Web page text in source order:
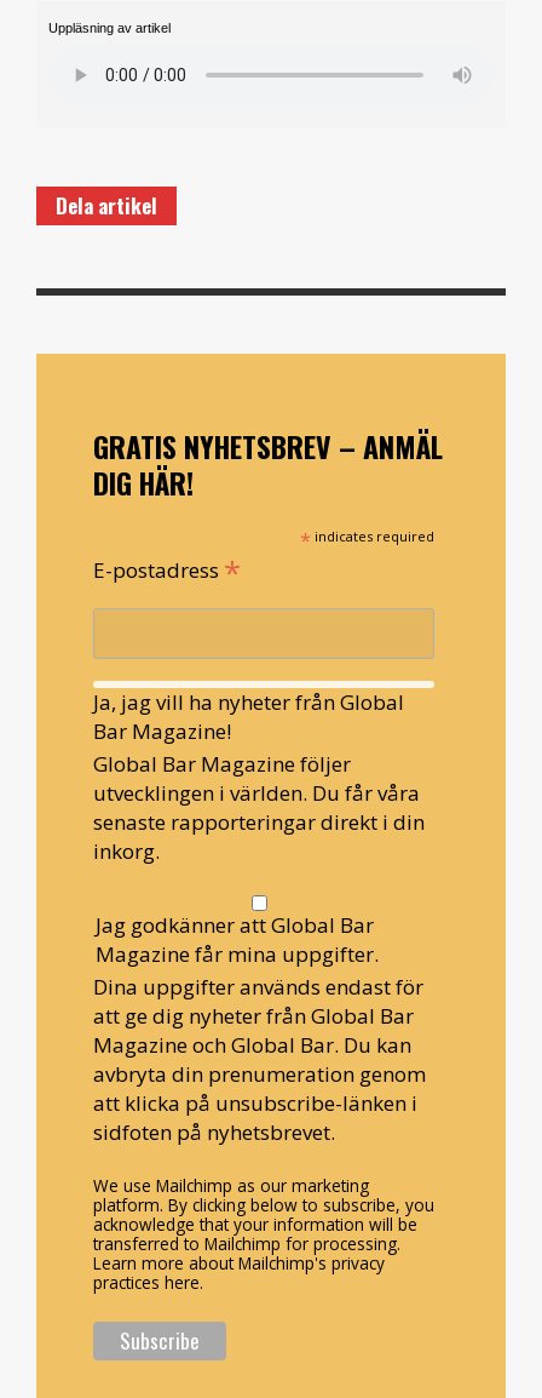
Uppläsning av artikel
Dela artikel
GRATIS NYHETSBREV – ANMÄL
DIG HÄR!
* indicates required
E-postadress *
Ja, jag vill ha nyheter från Global
Bar Magazine!
Global Bar Magazine följer
utvecklingen i världen. Du får våra
senaste rapporteringar direkt i din
inkorg.
Jag godkänner att Global Bar
Magazine får mina uppgifter.
Dina uppgifter används endast för
att ge dig nyheter från Global Bar
Magazine och Global Bar. Du kan
avbryta din prenumeration genom
att klicka på unsubscribe-länken i
sidfoten på nyhetsbrevet.
We use Mailchimp as our marketing
platform. By clicking below to subscribe, you
acknowledge that your information will be
transferred to Mailchimp for processing.
Learn more about Mailchimp's privacy
practices here.